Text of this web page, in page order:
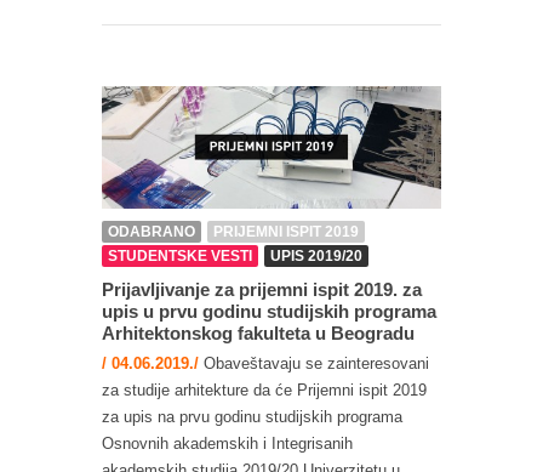
ODABRANO
PRIJEMNI ISPIT 2019
STUDENTSKE VESTI
UPIS 2019/20
Prijavljivanje za prijemni ispit 2019. za
upis u prvu godinu studijskih programa
Arhitektonskog fakulteta u Beogradu
/ 04.06.2019./ Obaveštavaju se zainteresovani
za studije arhitekture da će Prijemni ispit 2019
za upis na prvu godinu studijskih programa
Osnovnih akademskih i Integrisanih